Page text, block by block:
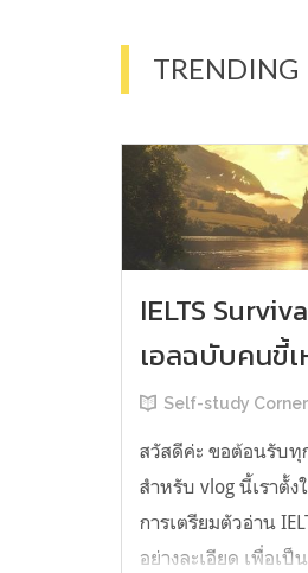
TRENDING
IELTS
เอลฉบับคนขี้
Self-study Corner
สวัสดีค่ะ ขอต้อนรับทุ
สำหรับ vlog นี้เราตั้
การเตรียมตัวอ่าน
อย่างละเอียด เพื่อเ